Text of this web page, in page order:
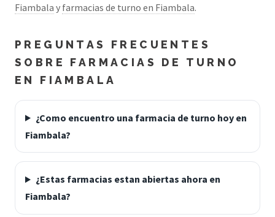
Fiambala y farmacias de turno en Fiambala.
PREGUNTAS FRECUENTES
SOBRE FARMACIAS DE TURNO
EN FIAMBALA
¿Como encuentro una farmacia de turno hoy en
Fiambala?
¿Estas farmacias estan abiertas ahora en
Fiambala?